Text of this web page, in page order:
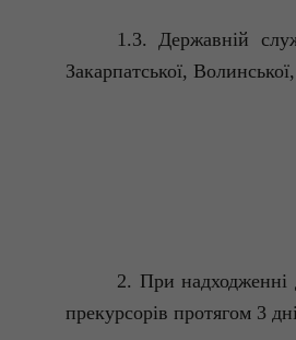
1.3. Державній
Закарпатської,
2. При надходженні
прекурсорів протягом 3